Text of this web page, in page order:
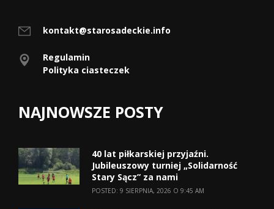
kontakt@starosadeckie.info
Regulamin
Polityka ciasteczek
NAJNOWSZE POSTY
40 lat piłkarskiej przyjaźni.
Jubileuszowy turniej „Solidarność
Stary Sącz” za nami
POSTED: 9 SIERPNIA, 2026 O 9:45 AM